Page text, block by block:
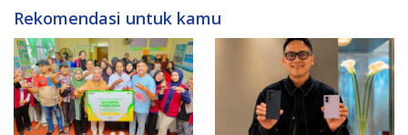
Rekomendasi untuk kamu